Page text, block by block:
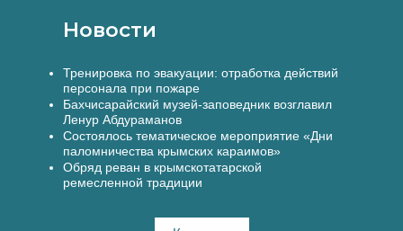
Новости
Тренировка по эвакуации: отработка действий
персонала при пожаре
Бахчисарайский музей-заповедник возглавил
Ленур Абдураманов
Состоялось тематическое мероприятие «Дни
паломничества крымских караимов»
Обряд реван в крымскотатарской
ремесленной традиции